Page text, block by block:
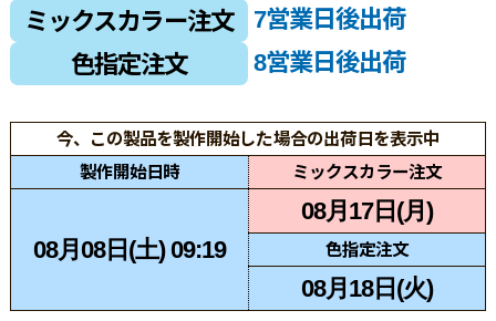
ミックスカラー注文
7営業日後出荷
色指定注文
8営業日後出荷
今、この製品を製作開始した場合の出荷日を表示中
製作開始日時
ミックスカラー注文
08月08日(土) 09:19
08月17日(月)
色指定注文
08月18日(火)